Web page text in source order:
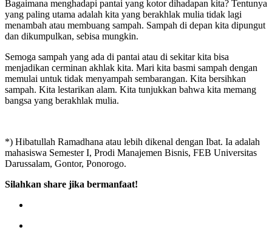
Bagaimana menghadapi pantai yang kotor dihadapan kita? Tentunya
yang paling utama adalah kita yang berakhlak mulia tidak lagi
menambah atau membuang sampah. Sampah di depan kita dipungut
dan dikumpulkan, sebisa mungkin.
Semoga sampah yang ada di pantai atau di sekitar kita bisa
menjadikan cerminan akhlak kita. Mari kita basmi sampah dengan
memulai untuk tidak menyampah sembarangan. Kita bersihkan
sampah. Kita lestarikan alam. Kita tunjukkan bahwa kita memang
bangsa yang berakhlak mulia.
*) Hibatullah Ramadhana atau lebih dikenal dengan Ibat. Ia adalah
mahasiswa Semester I, Prodi Manajemen Bisnis, FEB Universitas
Darussalam, Gontor, Ponorogo.
Silahkan share jika bermanfaat!